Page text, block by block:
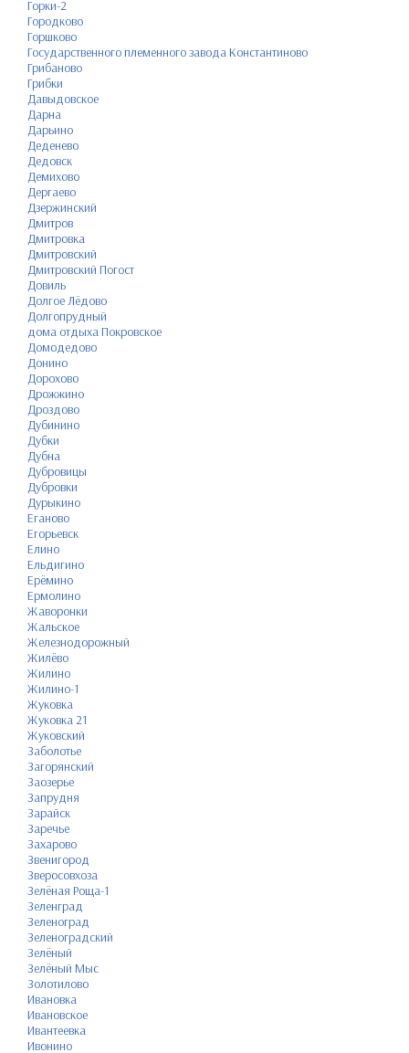
Горки-2
Городково
Горшково
Государственного племенного завода Константиново
Грибаново
Грибки
Давыдовское
Дарна
Дарьино
Деденево
Дедовск
Демихово
Дергаево
Дзержинский
Дмитров
Дмитровка
Дмитровский
Дмитровский Погост
Довиль
Долгое Лёдово
Долгопрудный
дома отдыха Покровское
Домодедово
Донино
Дорохово
Дрожжино
Дроздово
Дубинино
Дубки
Дубна
Дубровицы
Дубровки
Дурыкино
Еганово
Егорьевск
Елино
Ельдигино
Ерёмино
Ермолино
Жаворонки
Жальское
Железнодорожный
Жилёво
Жилино
Жилино-1
Жуковка
Жуковка 21
Жуковский
Заболотье
Загорянский
Заозерье
Запрудня
Зарайск
Заречье
Захарово
Звенигород
Зверосовхоза
Зелёная Роща-1
Зеленград
Зеленоград
Зеленоградский
Зелёный
Зелёный Мыс
Золотилово
Ивановка
Ивановское
Ивантеевка
Ивонино